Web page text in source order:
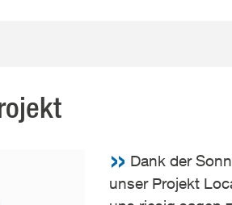
Dank der
unser Projekt